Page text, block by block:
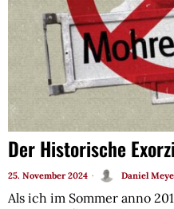
Der Historische
25. November 2024 Daniel
Als ich im Sommer anno